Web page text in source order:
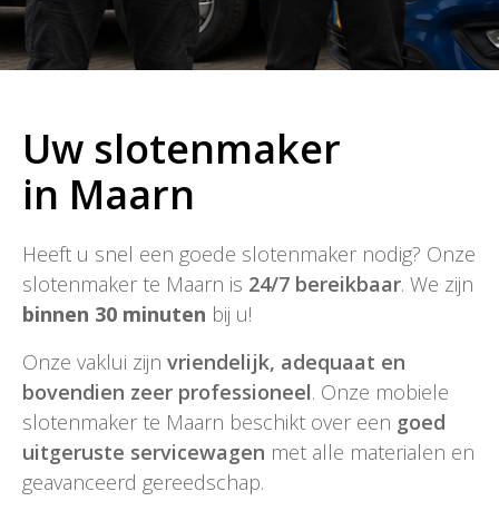
Uw slotenmaker
in Maarn
Heeft u snel een goede slotenmaker nodig? Onze
slotenmaker te Maarn is 24/7 bereikbaar. We zijn
binnen 30 minuten bij u!
Onze vaklui zijn vriendelijk, adequaat en
bovendien zeer professioneel. Onze mobiele
slotenmaker te Maarn beschikt over een goed
uitgeruste servicewagen met alle materialen en
geavanceerd gereedschap.